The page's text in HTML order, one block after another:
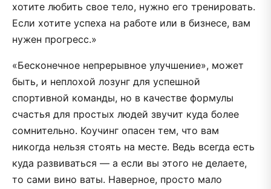
хотите любить свое тело, нужно его тренировать.
Если хотите успеха на работе или в бизнесе, вам
нужен прогресс.»
«Бесконечное непрерывное улучшение», может
быть, и неплохой лозунг для успешной
спортивной команды, но в качестве формулы
счастья для простых людей звучит куда более
сомнительно. Коучинг опасен тем, что вам
никогда нельзя стоять на месте. Ведь всегда есть
куда развиваться — а если вы этого не делаете,
то сами вино ваты. Наверное, просто мало